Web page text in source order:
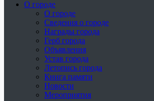
О городе
О городе
Сведения о городе
Награды города
Герб города
Объявления
Устав города
Летопись города
Книга памяти
Новости
Мероприятия